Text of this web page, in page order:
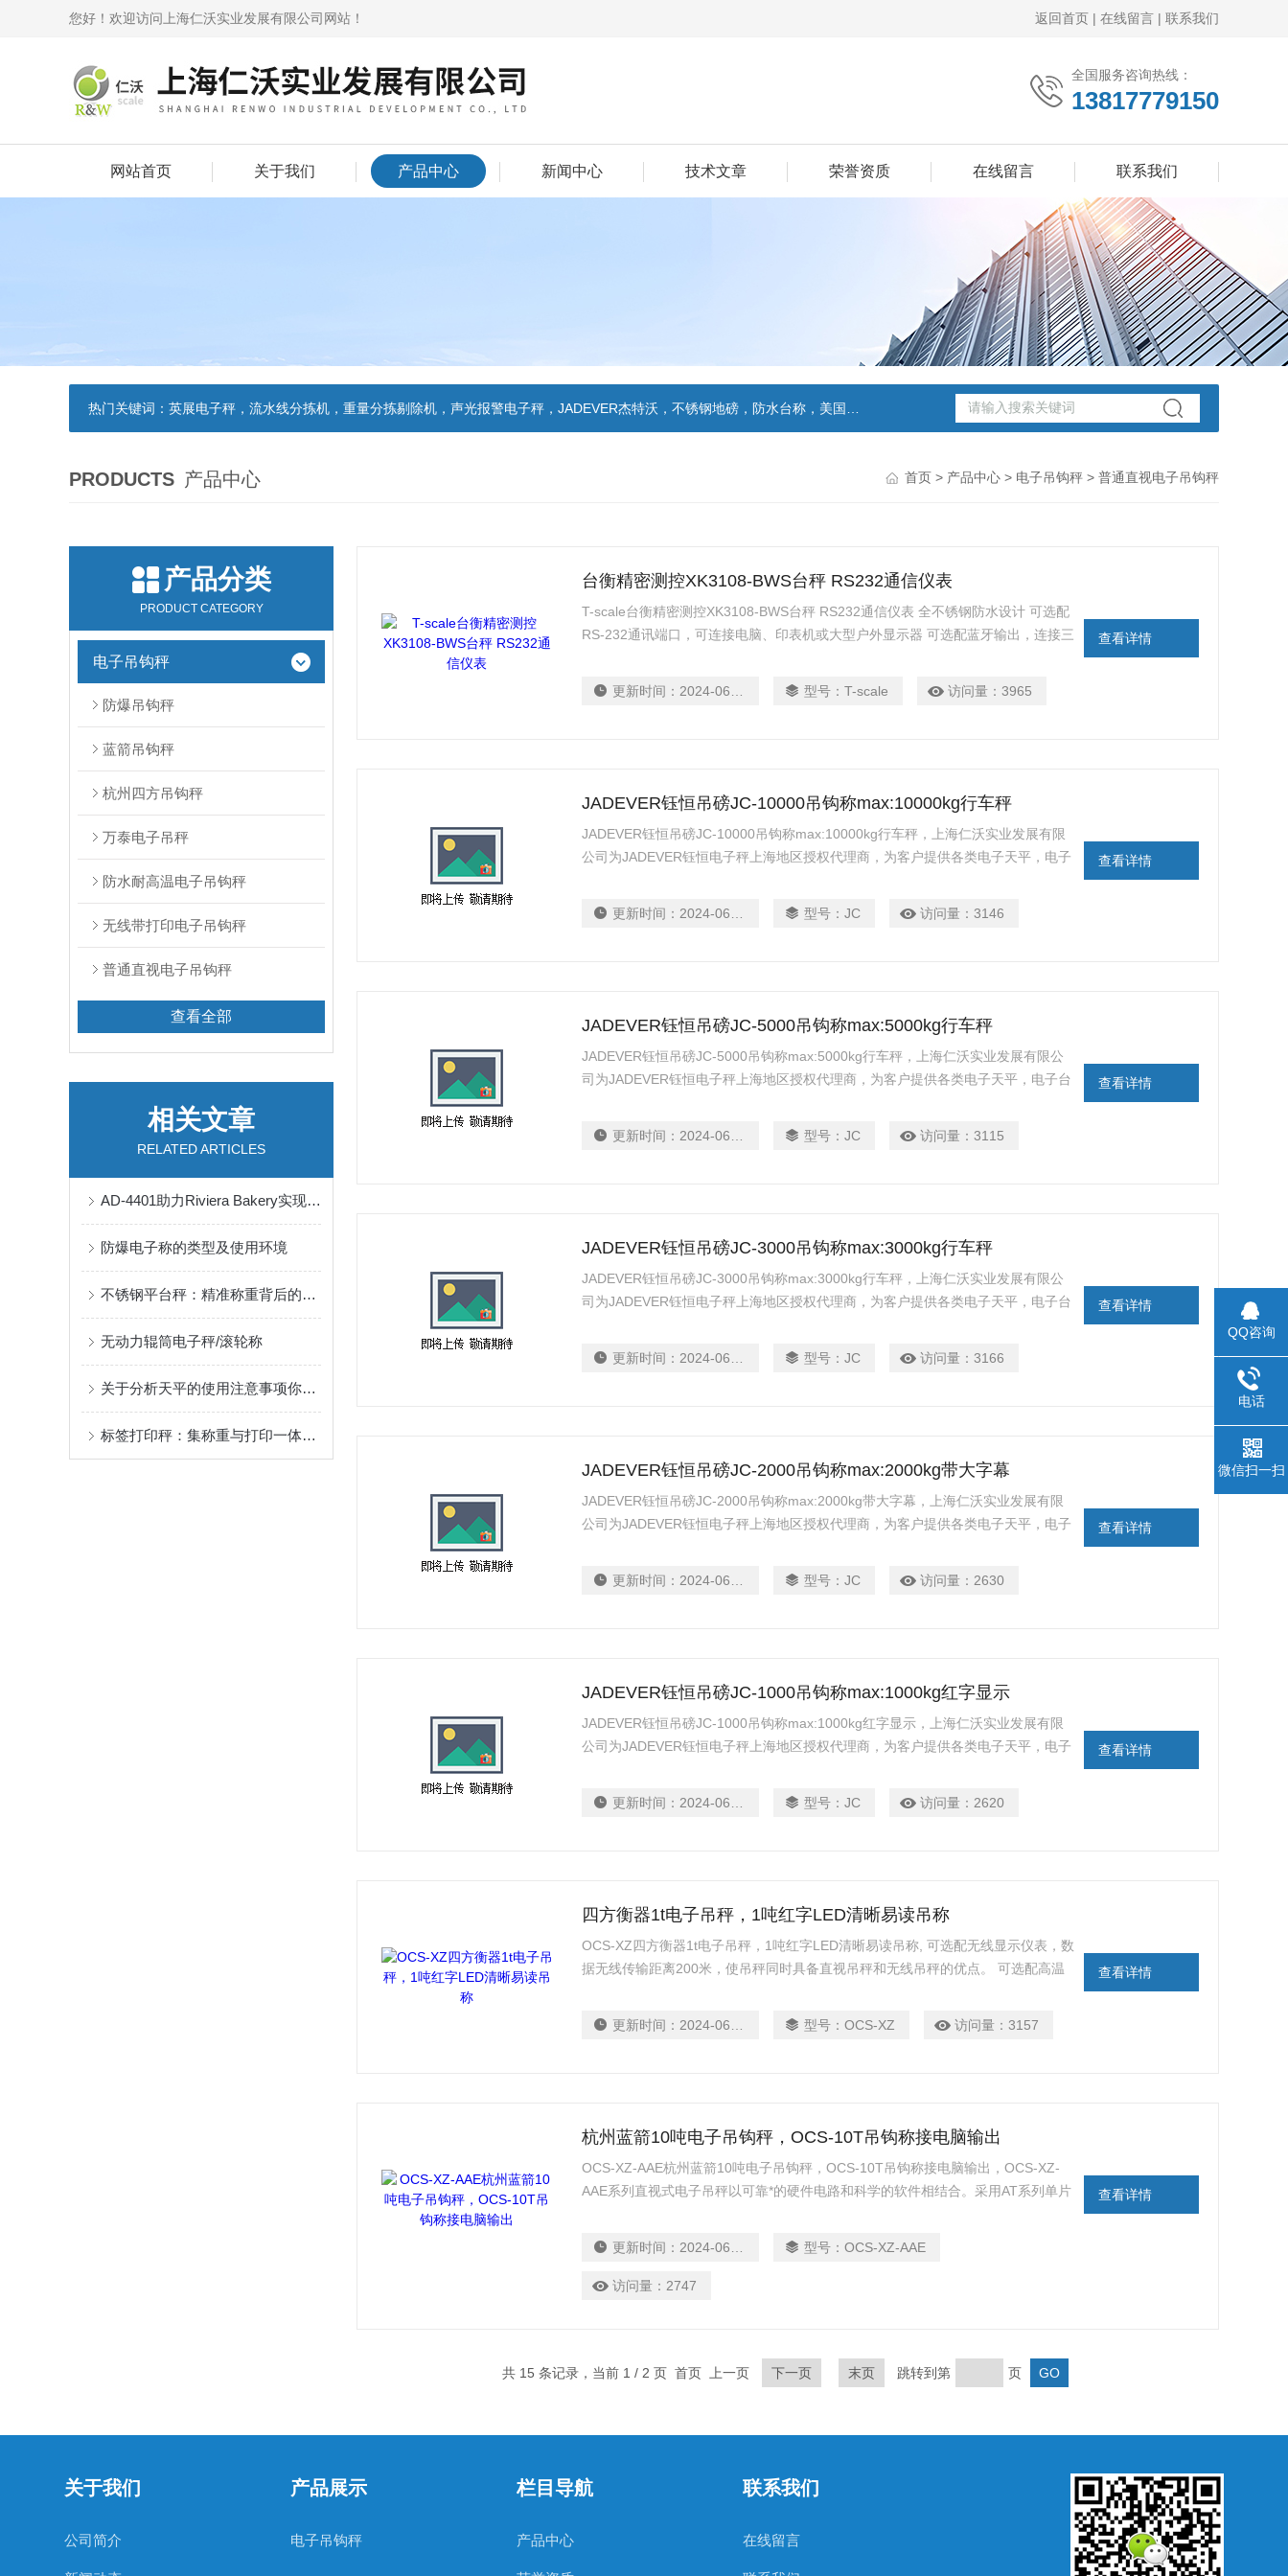
您好！欢迎访问上海仁沃实业发展有限公司网站！ 返回首页 | 在线留言 | 联系我们
全国服务咨询热线：
13817779150
网站首页 关于我们 产品中心 新闻中心 技术文章 荣誉资质 在线留言 联系我们
热门关键词： 英展电子秤，流水线分拣机，重量分拣剔除机，声光报警电子秤，JADEVER杰特沃，不锈钢地磅，防水台称，美国双杰天平，报警电子称
PRODUCTS 产品中心 首页 > 产品中心 > 电子吊钩秤 > 普通直视电子吊钩秤
产品分类
PRODUCT CATEGORY
电子吊钩秤
防爆吊钩秤
蓝箭吊钩秤
杭州四方吊钩秤
万泰电子吊秤
防水耐高温电子吊钩秤
无线带打印电子吊钩秤
普通直视电子吊钩秤
查看全部
相关文章
RELATED ARTICLES
AD-4401助力Riviera Bakery实现*控制
防爆电子称的类型及使用环境
不锈钢平台秤：精准称重背后的秘密？
无动力辊筒电子秤/滚轮称
关于分析天平的使用注意事项你知道么
标签打印秤：集称重与打印一体，开启商品管理新时代
台衡精密测控XK3108-BWS台秤 RS232通信仪表
T-scale台衡精密测控XK3108-BWS台秤 RS232通信仪表 全不锈钢防水设计 可选配
RS-232通讯端口，可连接电脑、印表机或大型户外显示器 可选配蓝牙输出，连接三
更新时间： 2024-06-12 型号：T-scale 访问量：3965
查看详情
JADEVER钰恒吊磅JC-10000吊钩称max:10000kg行车秤
JADEVER钰恒吊磅JC-10000吊钩称max:10000kg行车秤，上海仁沃实业发展有限
公司为JADEVER钰恒电子秤上海地区授权代理商，为客户提供各类电子天平，电子
更新时间： 2024-06-12 型号：JC 访问量：3146
查看详情
JADEVER钰恒吊磅JC-5000吊钩称max:5000kg行车秤
JADEVER钰恒吊磅JC-5000吊钩称max:5000kg行车秤，上海仁沃实业发展有限公
司为JADEVER钰恒电子秤上海地区授权代理商，为客户提供各类电子天平，电子台
更新时间： 2024-06-12 型号：JC 访问量：3115
查看详情
JADEVER钰恒吊磅JC-3000吊钩称max:3000kg行车秤
JADEVER钰恒吊磅JC-3000吊钩称max:3000kg行车秤，上海仁沃实业发展有限公
司为JADEVER钰恒电子秤上海地区授权代理商，为客户提供各类电子天平，电子台
更新时间： 2024-06-12 型号：JC 访问量：3166
查看详情
JADEVER钰恒吊磅JC-2000吊钩称max:2000kg带大字幕
JADEVER钰恒吊磅JC-2000吊钩称max:2000kg带大字幕，上海仁沃实业发展有限
公司为JADEVER钰恒电子秤上海地区授权代理商，为客户提供各类电子天平，电子
更新时间： 2024-06-12 型号：JC 访问量： 2630
查看详情
JADEVER钰恒吊磅JC-1000吊钩称max:1000kg红字显示
JADEVER钰恒吊磅JC-1000吊钩称max:1000kg红字显示，上海仁沃实业发展有限
公司为JADEVER钰恒电子秤上海地区授权代理商，为客户提供各类电子天平，电子
更新时间： 2024-06-12 型号：JC 访问量： 2620
查看详情
四方衡器1t电子吊秤，1吨红字LED清晰易读吊称
OCS-XZ四方衡器1t电子吊秤，1吨红字LED清晰易读吊称, 可选配无线显示仪表，数
据无线传输距离200米，使吊秤同时具备直视吊秤和无线吊秤的优点。 可选配高温
更新时间： 2024-06-12 型号：OCS-XZ 访问量：3157
查看详情
杭州蓝箭10吨电子吊钩秤，OCS-10T吊钩称接电脑输出
OCS-XZ-AAE杭州蓝箭10吨电子吊钩秤，OCS-10T吊钩称接电脑输出，OCS-XZ-
AAE系列直视式电子吊秤以可靠*的硬件电路和科学的软件相结合。采用AT系列单片
更新时间： 2024-06-12 型号：OCS-XZ-AAE
访问量： 2747
查看详情
共 15 条记录，当前 1 / 2 页 首页 上一页 下一页 末页 跳转到第 页
关于我们
公司简介
产品展示
电子吊钩秤
栏目导航
产品中心
联系我们
在线留言
QQ咨询
电话
微信扫一扫